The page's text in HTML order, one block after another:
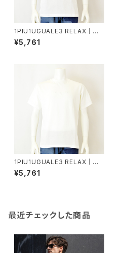
1PIU1UGUALE3 RELAX｜グ
ロッシー刺繍ネックロゴ半袖T
シャツ｜ウノピゥウノウグァーレ
¥5,761
1PIU1UGUALE3 RELAX｜エ
ンボスロゴ半袖Tシャツ｜ウノピ
ゥウノウグァーレトレ リラックス
¥5,761
最近チェックした商品